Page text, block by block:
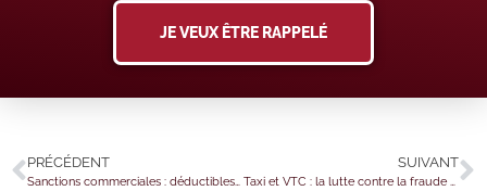
JE VEUX ÊTRE RAPPELÉ
PRÉCÉDENT
Sanctions commerciales : déductibles des impôts ?
SUIVANT
Taxi et VTC : la lutte contre la fraude s’organise…